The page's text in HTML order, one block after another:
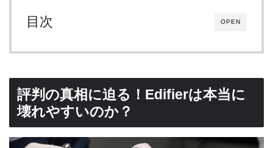
OPEN
目次
評判の真相に迫る！Edifierは本当に
壊れやすいのか？